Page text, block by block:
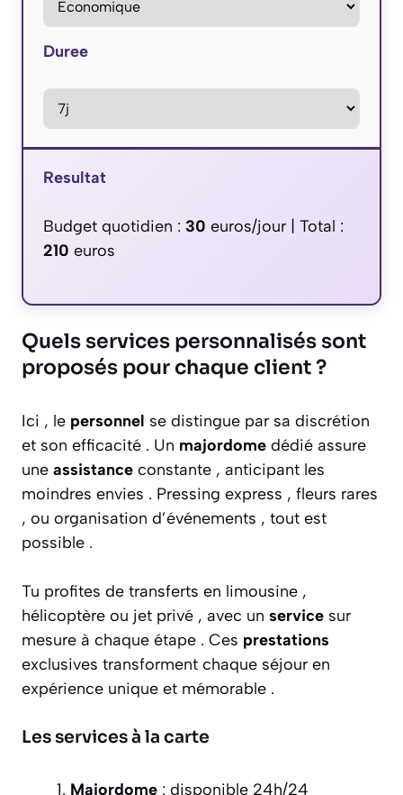
Duree
Resultat
Budget quotidien : 30 euros/jour | Total :
210 euros
Quels services personnalisés sont
proposés pour chaque client ?
Ici , le personnel se distingue par sa discrétion
et son efficacité . Un majordome dédié assure
une assistance constante , anticipant les
moindres envies . Pressing express , fleurs rares
, ou organisation d’événements , tout est
possible .
Tu profites de transferts en limousine ,
hélicoptère ou jet privé , avec un service sur
mesure à chaque étape . Ces prestations
exclusives transforment chaque séjour en
expérience unique et mémorable .
Les services à la carte
Majordome : disponible 24h/24